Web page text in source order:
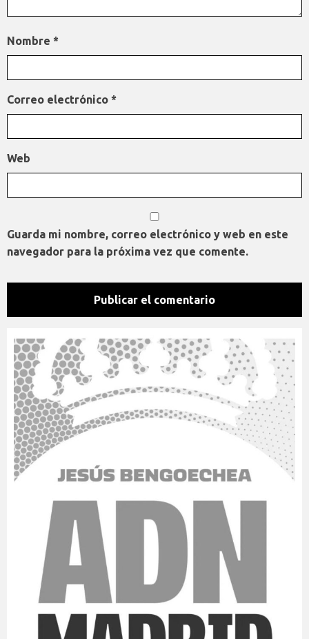
Nombre *
Correo electrónico *
Web
Guarda mi nombre, correo electrónico y web en este
navegador para la próxima vez que comente.